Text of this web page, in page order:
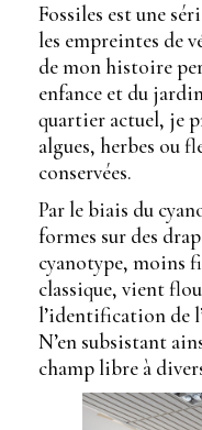
Fossiles est une
les empreintes de
de mon histoire
enfance et du
quartier actuel, je
algues, herbes ou
conservées.
Par le biais du
formes sur des
cyanotype, moins
classique, vient
l’identification de
N’en subsistant
champ libre à